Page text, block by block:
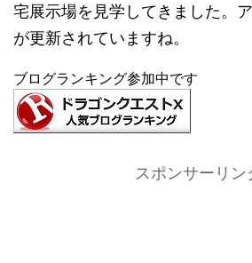
宅展示場を見学してきました。
が更新されていますね。
ブログランキング参加中です
スポンサーリン